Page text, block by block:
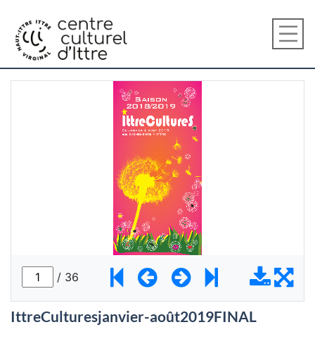
IttreCulturesjanvier-août2019FINAL